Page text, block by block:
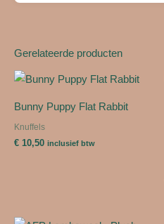
Gerelateerde producten
Bunny Puppy Flat Rabbit
Knuffels
€ 10,50 inclusief btw